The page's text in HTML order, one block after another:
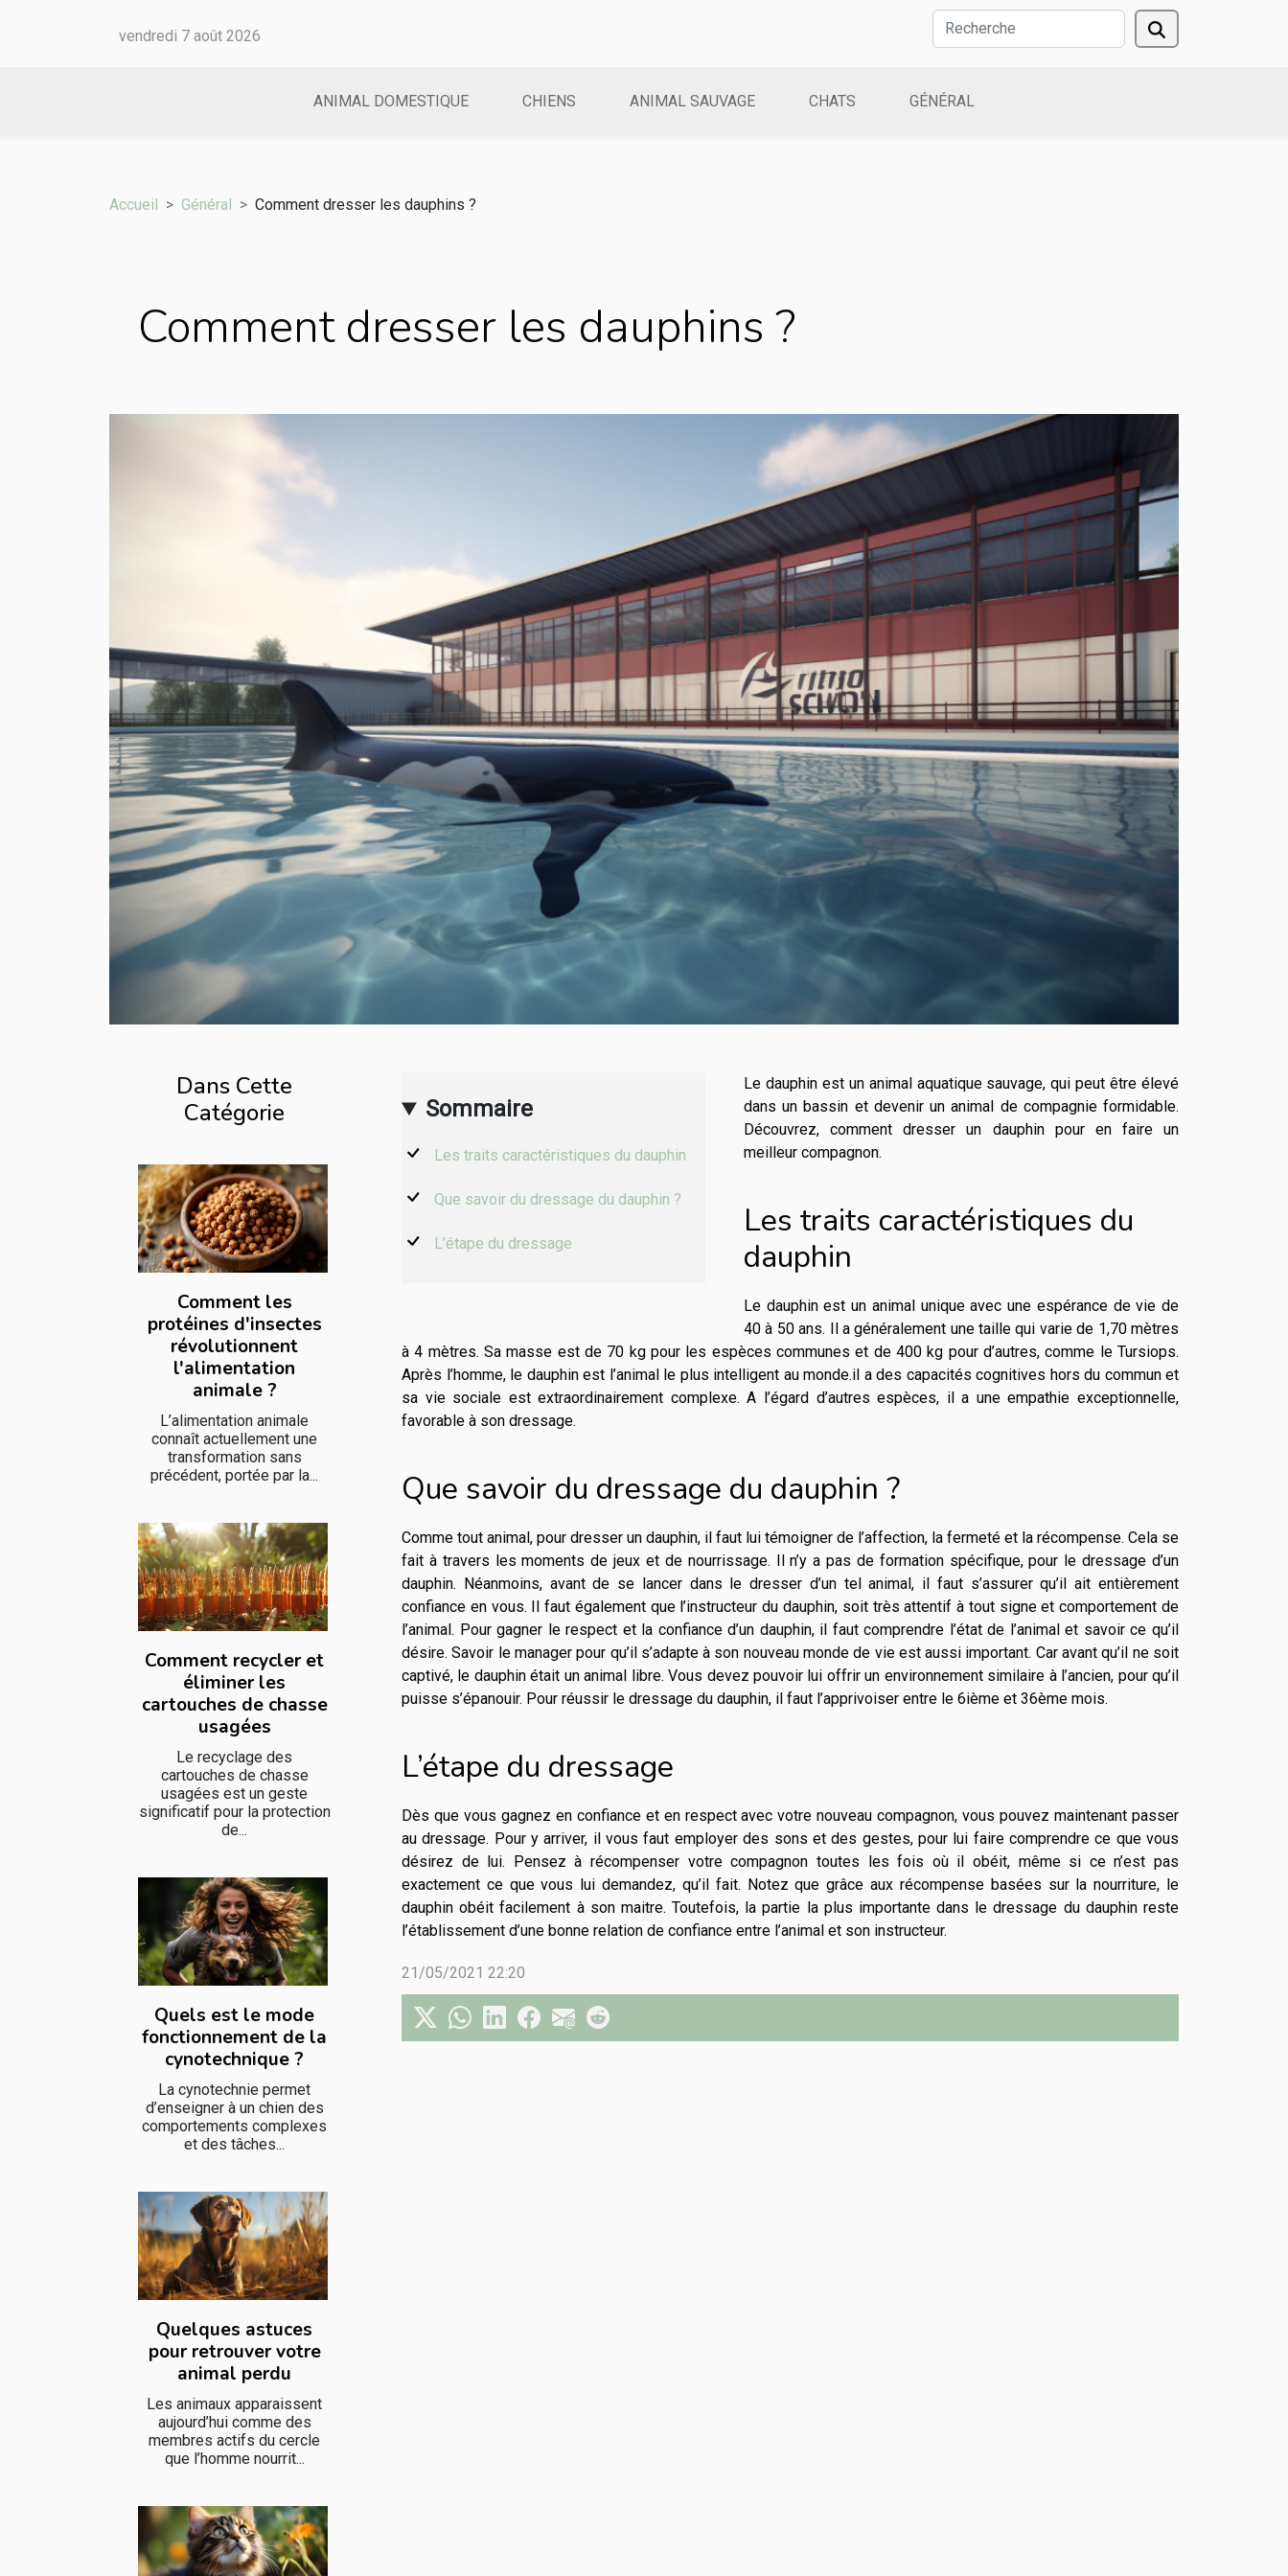
vendredi 7 août 2026
ANIMAL DOMESTIQUE CHIENS ANIMAL SAUVAGE CHATS GÉNÉRAL
Accueil Général Comment dresser les dauphins ?
Comment dresser les dauphins ?
Dans Cette
Catégorie
Comment les
protéines d'insectes
révolutionnent
l'alimentation
animale ?
L’alimentation animale
connaît actuellement une
transformation sans
précédent, portée par la...
Comment recycler et
éliminer les
cartouches de chasse
usagées
Le recyclage des
cartouches de chasse
usagées est un geste
significatif pour la protection
de...
Quels est le mode
fonctionnement de la
cynotechnique ?
La cynotechnie permet
d’enseigner à un chien des
comportements complexes
et des tâches...
Quelques astuces
pour retrouver votre
animal perdu
Les animaux apparaissent
aujourd’hui comme des
membres actifs du cercle
que l’homme nourrit...
Sommaire
Les traits caractéristiques du dauphin
Que savoir du dressage du dauphin ?
L’étape du dressage
Le dauphin est un animal aquatique sauvage, qui peut être élevé
dans un bassin et devenir un animal de compagnie formidable.
Découvrez, comment dresser un dauphin pour en faire un
meilleur compagnon.
Les traits caractéristiques du
dauphin
Le dauphin est un animal unique avec une espérance de vie de
40 à 50 ans. Il a généralement une taille qui varie de 1,70 mètres
à 4 mètres. Sa masse est de 70 kg pour les espèces communes et de 400 kg pour d’autres, comme le Tursiops.
Après l’homme, le dauphin est l’animal le plus intelligent au monde.il a des capacités cognitives hors du commun et
sa vie sociale est extraordinairement complexe. A l’égard d’autres espèces, il a une empathie exceptionnelle,
favorable à son dressage.
Que savoir du dressage du dauphin ?
Comme tout animal, pour dresser un dauphin, il faut lui témoigner de l’affection, la fermeté et la récompense. Cela se
fait à travers les moments de jeux et de nourrissage. Il n’y a pas de formation spécifique, pour le dressage d’un
dauphin. Néanmoins, avant de se lancer dans le dresser d’un tel animal, il faut s’assurer qu’il ait entièrement
confiance en vous. Il faut également que l’instructeur du dauphin, soit très attentif à tout signe et comportement de
l’animal. Pour gagner le respect et la confiance d’un dauphin, il faut comprendre l’état de l’animal et savoir ce qu’il
désire. Savoir le manager pour qu’il s’adapte à son nouveau monde de vie est aussi important. Car avant qu’il ne soit
captivé, le dauphin était un animal libre. Vous devez pouvoir lui offrir un environnement similaire à l’ancien, pour qu’il
puisse s’épanouir. Pour réussir le dressage du dauphin, il faut l’apprivoiser entre le 6ième et 36ème mois.
L’étape du dressage
Dès que vous gagnez en confiance et en respect avec votre nouveau compagnon, vous pouvez maintenant passer
au dressage. Pour y arriver, il vous faut employer des sons et des gestes, pour lui faire comprendre ce que vous
désirez de lui. Pensez à récompenser votre compagnon toutes les fois où il obéit, même si ce n’est pas
exactement ce que vous lui demandez, qu’il fait. Notez que grâce aux récompense basées sur la nourriture, le
dauphin obéit facilement à son maitre. Toutefois, la partie la plus importante dans le dressage du dauphin reste
l’établissement d’une bonne relation de confiance entre l’animal et son instructeur.
21/05/2021 22:20